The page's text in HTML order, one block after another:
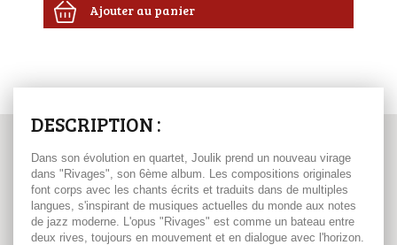
Ajouter au panier
DESCRIPTION :
Dans son évolution en quartet, Joulik prend un nouveau virage
dans "Rivages", son 6ème album. Les compositions originales
font corps avec les chants écrits et traduits dans de multiples
langues, s'inspirant de musiques actuelles du monde aux notes
de jazz moderne. L'opus "Rivages" est comme un bateau entre
deux rives, toujours en mouvement et en dialogue avec l'horizon.